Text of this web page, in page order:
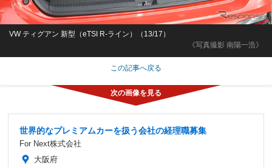
《写真撮影 南陽一浩》
VW ティグアン 新型（eTSI R-ライン）（13/17）
この記事へ戻る
世界的なプレミアムカーを扱う会社の経理職募集
For Next株式会社
大阪府